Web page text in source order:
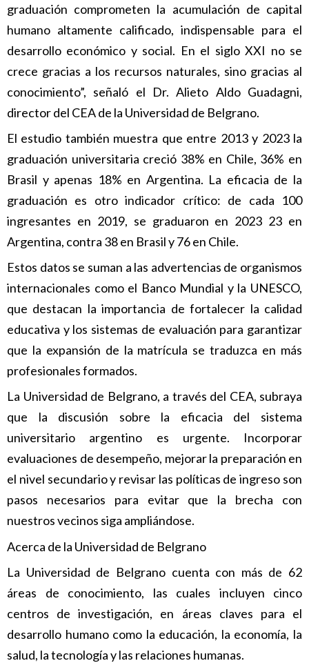
graduación comprometen la acumulación de capital
humano altamente calificado, indispensable para el
desarrollo económico y social. En el siglo XXI no se
crece gracias a los recursos naturales, sino gracias al
conocimiento”, señaló el Dr. Alieto Aldo Guadagni,
director del CEA de la Universidad de Belgrano.
El estudio también muestra que entre 2013 y 2023 la
graduación universitaria creció 38% en Chile, 36% en
Brasil y apenas 18% en Argentina. La eficacia de la
graduación es otro indicador crítico: de cada 100
ingresantes en 2019, se graduaron en 2023 23 en
Argentina, contra 38 en Brasil y 76 en Chile.
Estos datos se suman a las advertencias de organismos
internacionales como el Banco Mundial y la UNESCO,
que destacan la importancia de fortalecer la calidad
educativa y los sistemas de evaluación para garantizar
que la expansión de la matrícula se traduzca en más
profesionales formados.
La Universidad de Belgrano, a través del CEA, subraya
que la discusión sobre la eficacia del sistema
universitario argentino es urgente. Incorporar
evaluaciones de desempeño, mejorar la preparación en
el nivel secundario y revisar las políticas de ingreso son
pasos necesarios para evitar que la brecha con
nuestros vecinos siga ampliándose.
Acerca de la Universidad de Belgrano
La Universidad de Belgrano cuenta con más de 62
áreas de conocimiento, las cuales incluyen cinco
centros de investigación, en áreas claves para el
desarrollo humano como la educación, la economía, la
salud, la tecnología y las relaciones humanas.